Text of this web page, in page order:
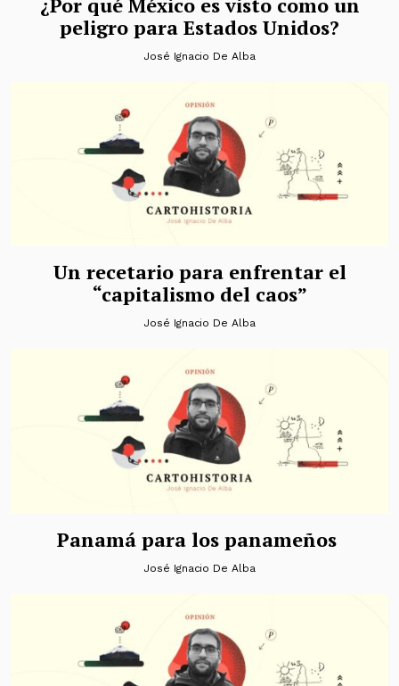
peligro para Estados Unidos?
José Ignacio De Alba
Un recetario para enfrentar el
“capitalismo del caos”
José Ignacio De Alba
Panamá para los panameños
José Ignacio De Alba